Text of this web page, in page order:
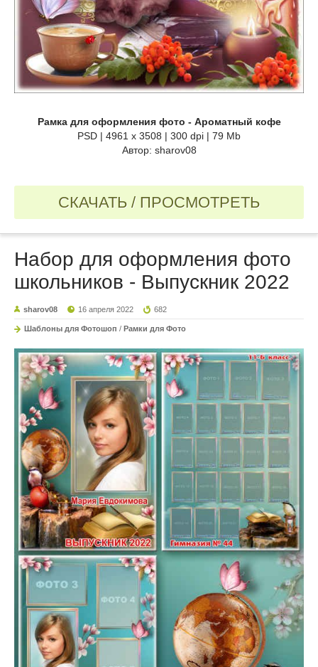
Рамка для оформления фото - Ароматный кофе
PSD | 4961 х 3508 | 300 dpi | 79 Mb
Автор: sharov08
СКАЧАТЬ / ПРОСМОТРЕТЬ
Набор для оформления фото
школьников - Выпускник 2022
sharov08 16 апреля 2022 682
Шаблоны для Фотошоп / Рамки для Фото